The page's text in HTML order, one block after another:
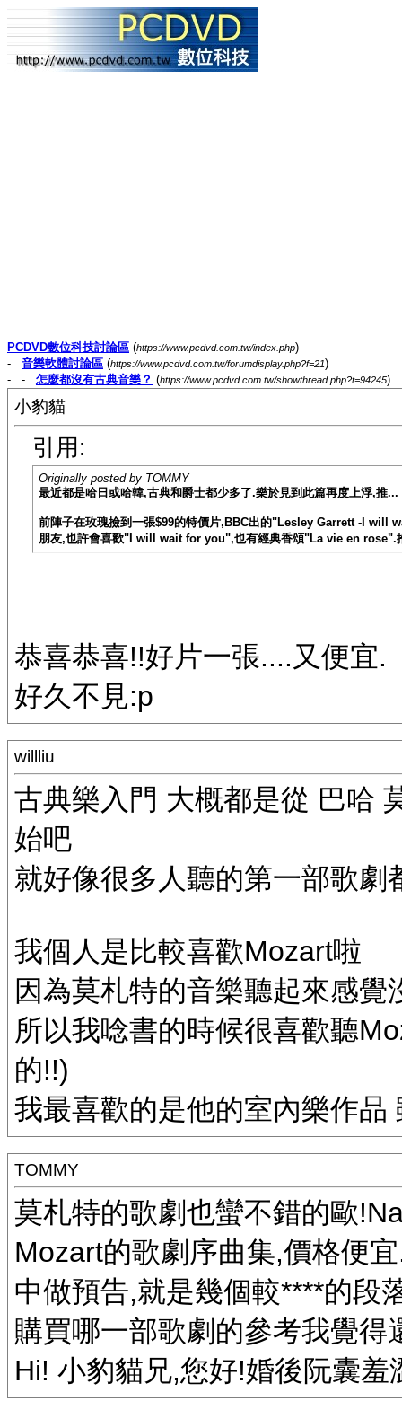
PCDVD數位科技討論區 (https://www.pcdvd.com.tw/index.php)
- 音樂軟體討論區 (https://www.pcdvd.com.tw/forumdisplay.php?f=21)
- - 怎麼都沒有古典音樂？ (https://www.pcdvd.com.tw/showthread.php?t=94245)
小豹貓
引用:
Originally posted by TOMMY
最近都是哈日或哈韓,古典和爵士都少多了.樂於見到此篇再度上浮,推...
前陣子在玫瑰撿到一張$99的特價片,BBC出的"Lesley Garrett -I will
朋友,也許會喜歡"I will wait for you",也有經典香頌"La vie en rose".
恭喜恭喜!!好片一張....又便宜.
好久不見:p
willliu
古典樂入門 大概都是從 巴哈
始吧
就好像很多人聽的第一部歌劇
我個人是比較喜歡Mozart啦
因為莫札特的音樂聽起來感
所以我唸書的時候很喜歡聽
的!!)
我最喜歡的是他的室內樂作
TOMMY
莫札特的歌劇也蠻不錯的歐
Mozart的歌劇序曲集,價格便
中做預告,就是幾個較****的段
購買哪一部歌劇的參考我覺得
Hi! 小豹貓兄,您好!婚後阮囊